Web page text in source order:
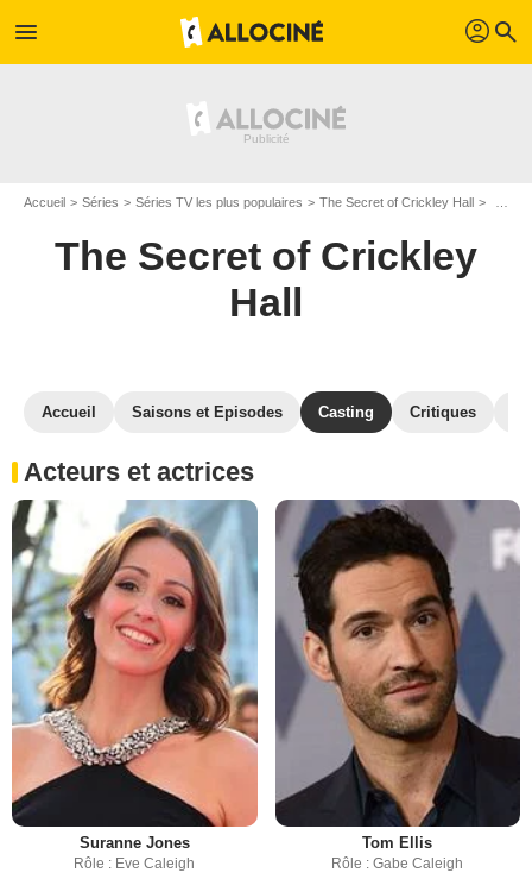
menu profil search
Accueil Séries Séries TV les plus populaires The Secret of Crickley Hall
The Secret of Crickley
Hall
Accueil Saisons et Episodes Casting Critiques
Acteurs et actrices
Suranne Jones
Rôle : Eve Caleigh
Tom Ellis
Rôle : Gabe Caleigh